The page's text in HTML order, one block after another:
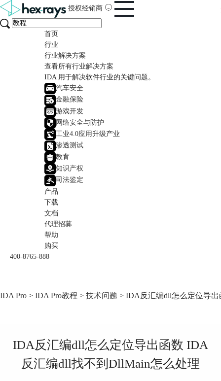
授权经销商
首页
行业
行业解决方案
查看所有行业解决方案
IDA 用于解决软件行业的关键问题。
汽车安全
金融保险
游戏开发
网络安全与防护
工业4.0应用升级产业
渗透测试
教育
知识产权
司法鉴定
产品
下载
文档
代理招募
帮助
购买
400-8765-888
IDA Pro > IDA Pro教程 > 技术问题 > IDA反汇编dll怎么定位导
IDA反汇编dll怎么定位导出函数 IDA
反汇编dll找不到DllMain怎么处理